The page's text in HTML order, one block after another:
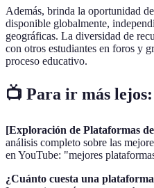
Además, brinda la oportunidad
disponible globalmente,
geográficas. La diversidad de
con otros estudiantes en foros y
proceso educativo.
📺 Para ir más lejos:
[Exploración de Plataformas
análisis completo sobre las
en YouTube: "mejores
¿Cuánto cuesta una